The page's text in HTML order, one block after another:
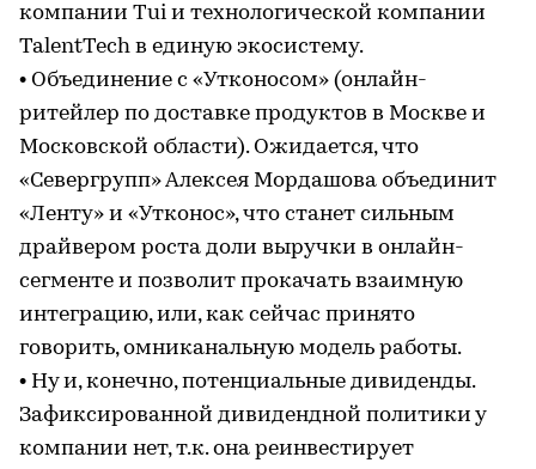
компании Tui и технологической компании
TalentTech в единую экосистему.
• Объединение с «Утконосом» (онлайн-
ритейлер по доставке продуктов в Москве и
Московской области). Ожидается, что
«Севергрупп» Алексея Мордашова объединит
«Ленту» и «Утконос», что станет сильным
драйвером роста доли выручки в онлайн-
сегменте и позволит прокачать взаимную
интеграцию, или, как сейчас принято
говорить, омниканальную модель работы.
• Ну и, конечно, потенциальные дивиденды.
Зафиксированной дивидендной политики у
компании нет, т.к. она реинвестирует